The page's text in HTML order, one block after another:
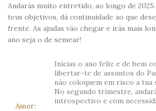
Andarás muito entretido, ao longo de 2025.
teus objetivos, dá continuidade ao que
frente. As ajudas vão chegar e irás mais
ano seja o de semear!
Amor:
Inicias o ano feliz e de bem
libertar-te de assuntos do
não coloquem em risco a tua
No segundo trimestre,
introspectivo e com